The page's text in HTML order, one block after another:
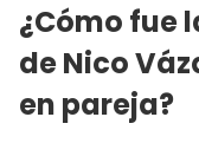
¿Cómo fue
de Nico
en pareja?